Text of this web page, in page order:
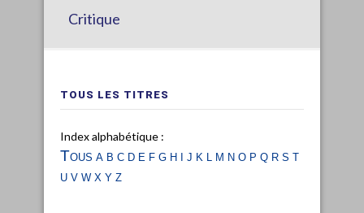
Critique
TOUS LES TITRES
Index alphabétique :
Tous a b c d e fg h i j k l m no p q rs t
uvwx yz